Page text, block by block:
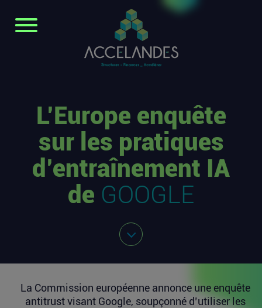
L’Europe enquête
sur les pratiques
d’entraînement IA
de GOOGLE
La Commission européenne annonce une enquête
antitrust visant Google, soupçonné d’utiliser les